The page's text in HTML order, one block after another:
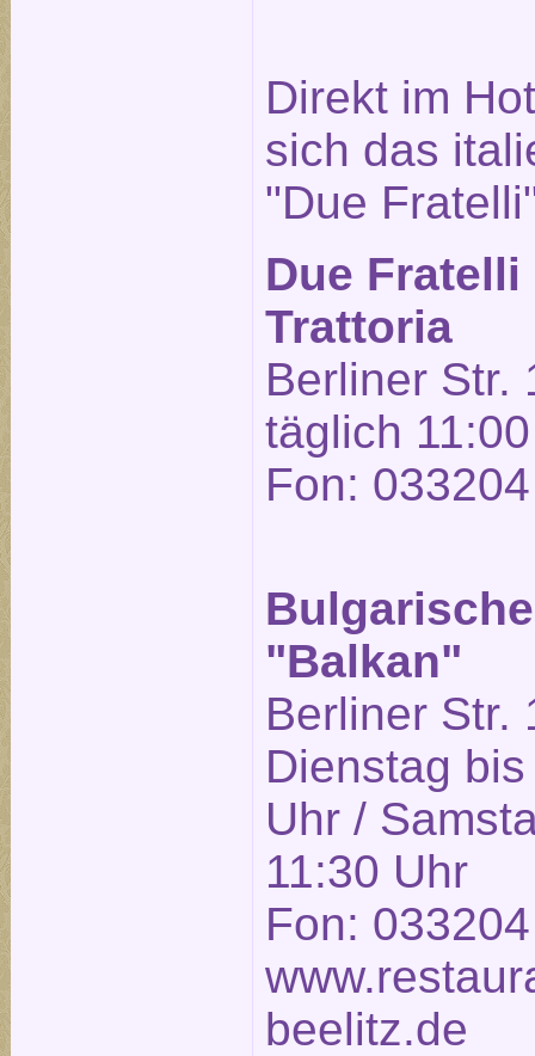
Direkt im
sich das
"Due
Due
Trattoria
Berliner Str.
täglich
Fon:
"Balkan"
Berliner Str.
Dienstag
Uhr /
11:30 Uhr
Fon:
beelitz.de